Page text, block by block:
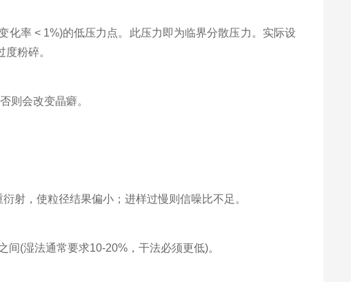
< 1%)的低压力点。此压力即为临界分散压力。实际设
粉碎。
会改变晶癖。
，使粒径结果偏小；进样过慢则信噪比不足。
(湿法通常要求10-20%，干法必须更低)。